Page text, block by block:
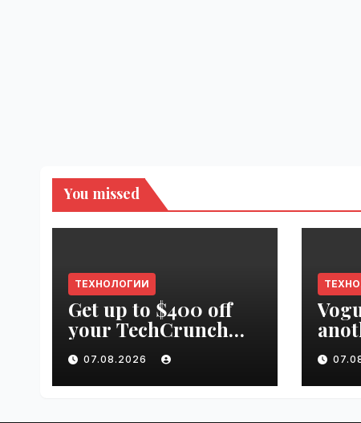
You missed
ТЕХНОЛОГИИ
Get up to $400 off
your TechCrunch
Disrupt 2026 pass
until tomorrow |
VseTime.ru
07.08.2026